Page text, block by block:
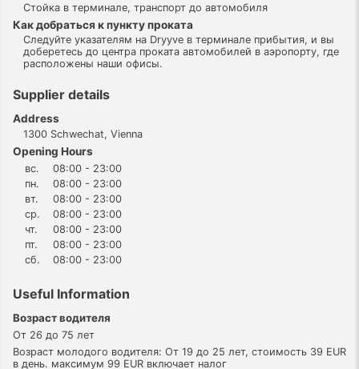
Стойка в терминале, транспорт до автомобиля
Как добраться к пункту проката
Следуйте указателям на Dryyve в терминале прибытия, и вы
доберетесь до центра проката автомобилей в аэропорту, где
расположены наши офисы.
Supplier details
Address
1300 Schwechat, Vienna
Opening Hours
вс.
08:00 - 23:00
пн.
08:00 - 23:00
вт.
08:00 - 23:00
ср.
08:00 - 23:00
чт.
08:00 - 23:00
пт.
08:00 - 23:00
сб.
08:00 - 23:00
Useful Information
Возраст водителя
От 26 до 75 лет
Возраст молодого водителя: От 19 до 25 лет, стоимость 39 EUR
в день. максимум 99 EUR включает налог